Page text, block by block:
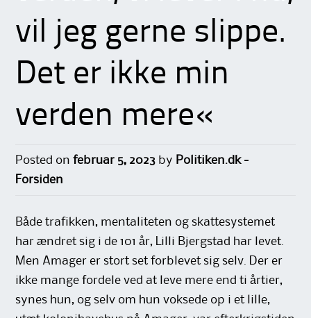
vil jeg gerne slippe.
Det er ikke min
verden mere«
Posted onfebruar 5, 2023 by Politiken.dk -
Forsiden
Både trafikken, mentaliteten og skattesystemet
har ændret sig i de 101 år, Lilli Bjergstad har levet.
Men Amager er stort set forblevet sig selv. Der er
ikke mange fordele ved at leve mere end ti årtier,
synes hun, og selv om hun voksede op i et lille,